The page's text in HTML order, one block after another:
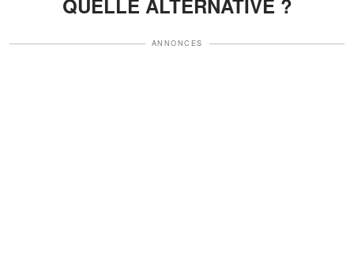
QUELLE ALTERNATIVE ?
ANNONCES